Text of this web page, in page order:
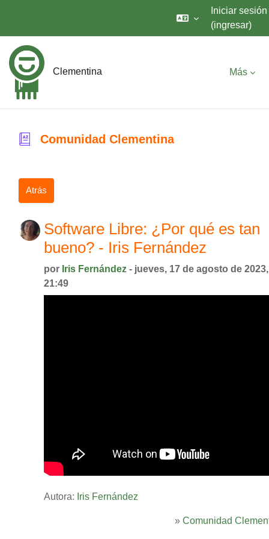
Iniciar sesión
(ingresar)
Clementina Más
Comunidad Clementina
Atrás
Software Libre: ¿Por qué es tan
bueno? - Iris Fernández
por Iris Fernández - jueves, 17 de agosto de 2023,
21:49
Autora: Iris Fernández
» Comunidad